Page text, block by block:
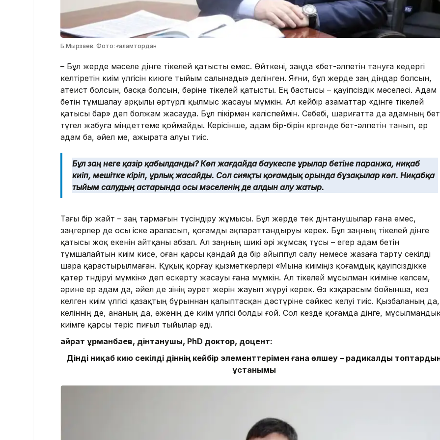
Б.Мырзаев. Фото: ғаламтордан
– Бұл жерде мәселе дінге тікелей қатысты емес. Өйткені, заңда «бет-әлпетін тануға кедергі
келтіретін киім үлгісін киюге тыйым салынады» делінген. Яғни, бұл жерде заң діндар болсын,
атеист болсын, басқа болсын, бәріне тікелей қатысты. Ең бастысы – қауіпсіздік мәселесі. Адам
бетін тұмшалау арқылы әртүрлі қылмыс жасауы мүмкін. Ал кейбір азаматтар «дінге тікелей
қатысы бар» деп болжам жасауда. Бұл пікірмен келіспеймін. Себебі, шариғатта да адамның
түгел жабуға міндеттеме қоймайды. Керісінше, адам бір-бірін көргенде бет-әлпетін танып, ер
адам ба, әйел ме, ажырата алуы тиіс.
Бұл заң неге қазір қабылданды? Көп жағдайда баукеспе ұрылар бетіне паранжа, ниқаб
киіп, мешітке кіріп, ұрлық жасайды. Сол сияқты қоғамдық орында бұзақылар көп. Ниқабқа
тыйым салудың астарында осы мәселенің де алдын алу жатыр.
Тағы бір жайт – заң тармағын түсіндіру жұмысы. Бұл жерде тек дінтанушылар ғана емес,
заңгерлер де осы іске араласып, қоғамды ақпараттандыруы керек. Бұл заңның тікелей дінге
қатысы жоқ екенін айтқаны абзал. Ал заңның шикі әрі жұмсақ тұсы – егер адам бетін
тұмшалайтын киім кисе, оған қарсы қандай да бір айыппұл салу немесе жазаға тарту секілді
шара қарастырылмаған. Құқық қорғау қызметкерлері «Мына киіміңіз қоғамдық қауіпсіздікке
қатер төндіруі мүмкін» деп ескерту жасауы ғана мүмкін. Ал тікелей мұсылман киіміне келсем,
әрине ер адам да, әйел де өзінің әурет жерін жауып жүруі керек. Өз көзқарасым бойынша, кез
келген киім үлгісі қазақтың бұрыннан қалыптасқан дәстүріне сәйкес келуі тиіс. Қызбаланың да,
келіннің де, ананың да, әженің де киім үлгісі болды ғой. Сол кезде қоғамда дінге,
киімге қарсы теріс пиғыл тыйылар еді.
Қайрат Құрманбаев, дінтанушы, PhD доктор, доцент:
Дінді ниқаб кию секілді діннің кейбір элементтерімен ғана өлшеу – радикалды
ұстанымы